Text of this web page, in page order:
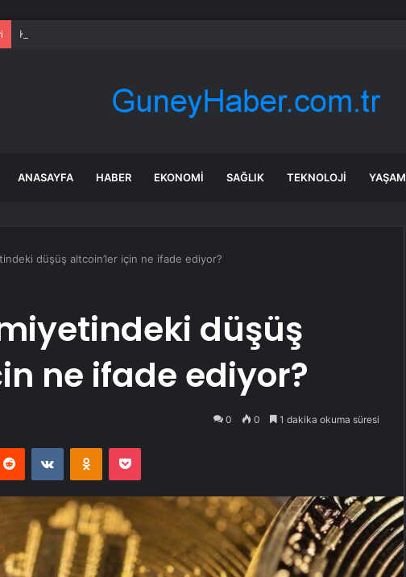
Kurbanlık Alacaklara Küpe Kontrolü Uyarısı
ANASAYFA HABER EKONOMI SAĞLIK TEKNOLOJI YAŞAM
düşüş altcoin’ler için ne ifade ediyor?
düşüş
ne ifade ediyor?
0 0 1 dakika okuma süresi
Reddit VKontakteOdnoklassniki
Pocket